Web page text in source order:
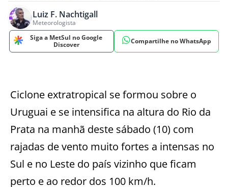
Luiz F. Nachtigall
Meteorologista
Siga a MetSul no Google
Discover
Compartilhe no WhatsApp
Ciclone extratropical se formou sobre o
Uruguai e se intensifica na altura do Rio da
Prata na manhã deste sábado (10) com
rajadas de vento muito fortes a intensas no
Sul e no Leste do país vizinho que ficam
perto e ao redor dos 100 km/h.